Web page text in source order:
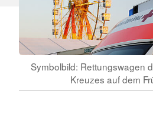
Symbolbild: Rettungswagen
Kreuzes auf dem